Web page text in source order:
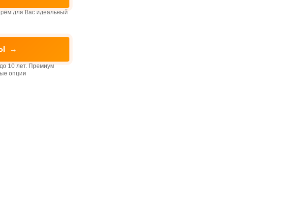
для Вас идеальный
→
10 лет. Премиум
опции